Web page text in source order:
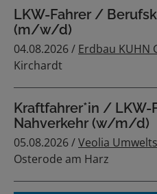
LKW-Fahrer /
(m/w/d)
04.08.2026 / Erdbau KUHN
Kirchardt
Kraftfahrer*in / LKW-
Nahverkehr (w/m/d)
05.08.2026 /Veolia
Osterode am Harz